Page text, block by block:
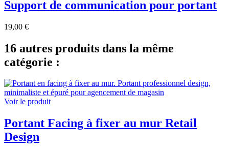
Support de communication pour portant
19,00 €
16 autres produits dans la même
catégorie :
Voir le produit
Portant Facing à fixer au mur Retail
Design